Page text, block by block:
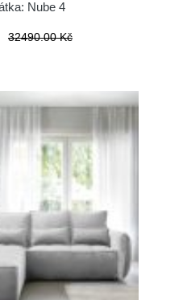
Nube 4
32490.00 Kč